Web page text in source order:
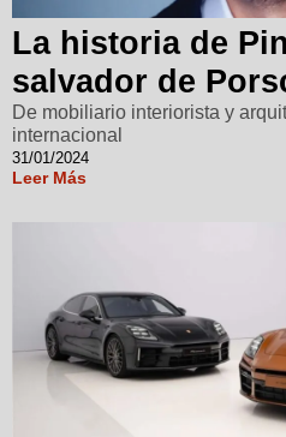
La historia de
salvador de
De mobiliario interiorista y
internacional
31/01/2024
Leer Más